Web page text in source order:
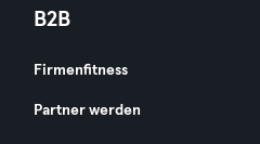
B2B
Firmenfitness
Partner werden